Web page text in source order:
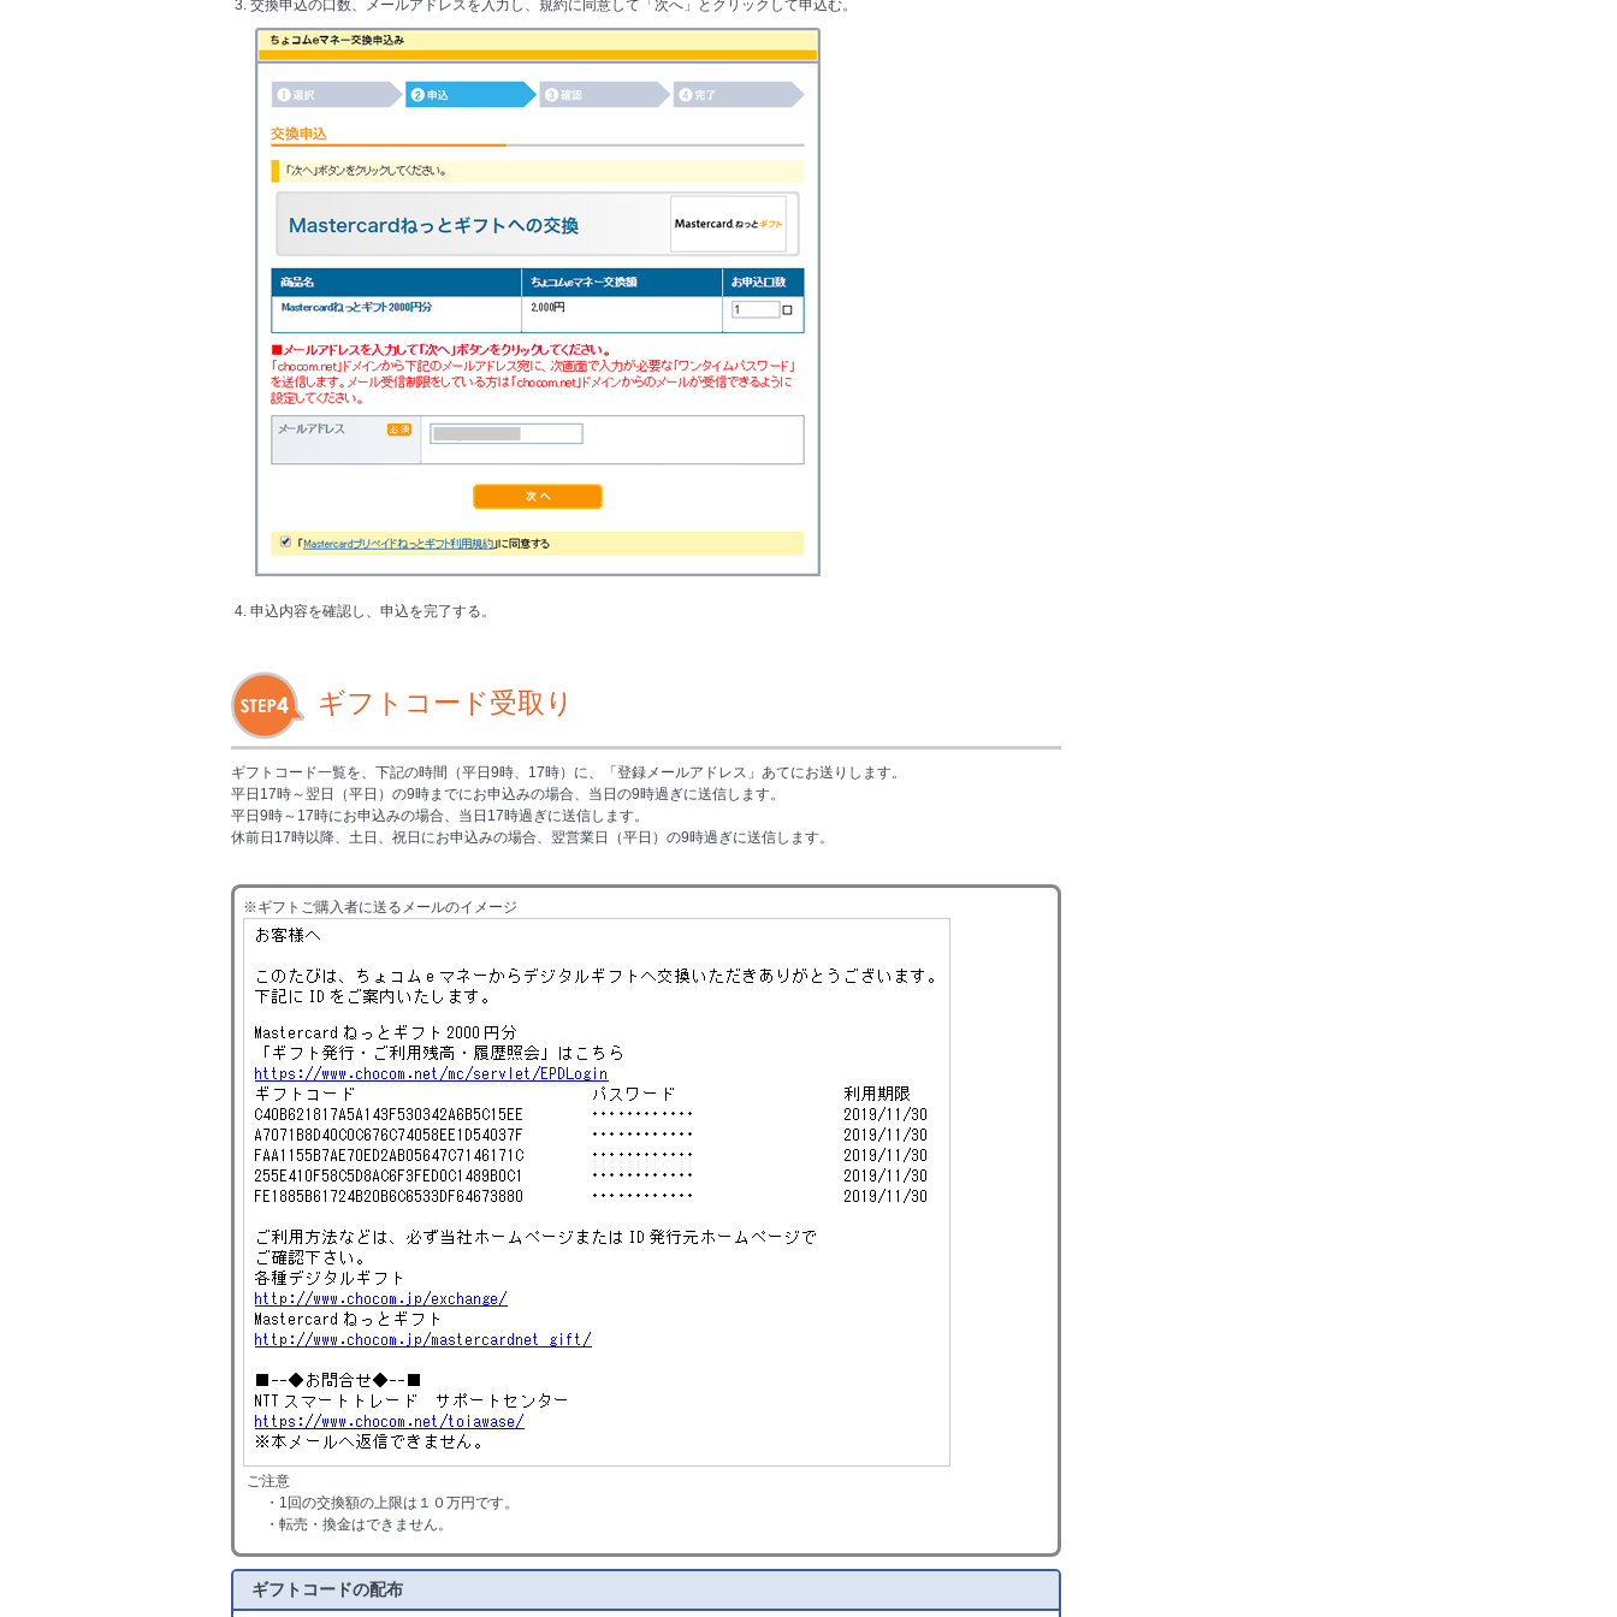
3. 交換申込の口数、メールアドレスを入力し、規約に同意して「次へ」とクリックして申込む。
4. 申込内容を確認し、申込を完了する。
ギフトコード受取り
ギフトコード一覧を、下記の時間（平日9時、17時）に、「登録メールアドレス」あてにお送りします。
平日17時～翌日（平日）の9時までにお申込みの場合、当日の9時過ぎに送信します。
平日9時～17時にお申込みの場合、当日17時過ぎに送信します。
休前日17時以降、土日、祝日にお申込みの場合、翌営業日（平日）の9時過ぎに送信します。
※ギフトご購入者に送るメールのイメージ
ご注意
・1回の交換額の上限は１０万円です。
・転売・換金はできません。
ギフトコードの配布